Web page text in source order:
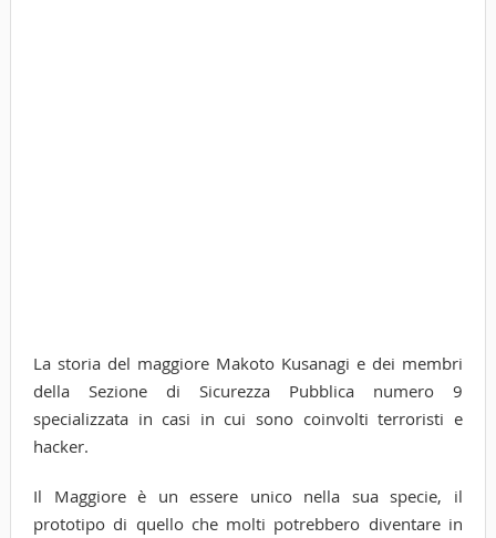
La storia del maggiore Makoto Kusanagi e dei membri
della Sezione di Sicurezza Pubblica numero 9
specializzata in casi in cui sono coinvolti terroristi e
hacker.
Il Maggiore è un essere unico nella sua specie, il
prototipo di quello che molti potrebbero diventare in